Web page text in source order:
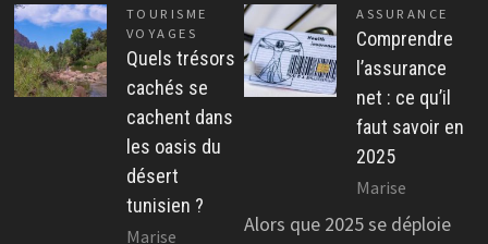
TOURISME
VOYAGES
Quels trésors
cachés se
cachent dans
les oasis du
désert
tunisien ?
Marise
ASSURANCE
Comprendre
l’assurance
net : ce qu’il
faut savoir en
2025
Marise
Alors que 2025 se déploie